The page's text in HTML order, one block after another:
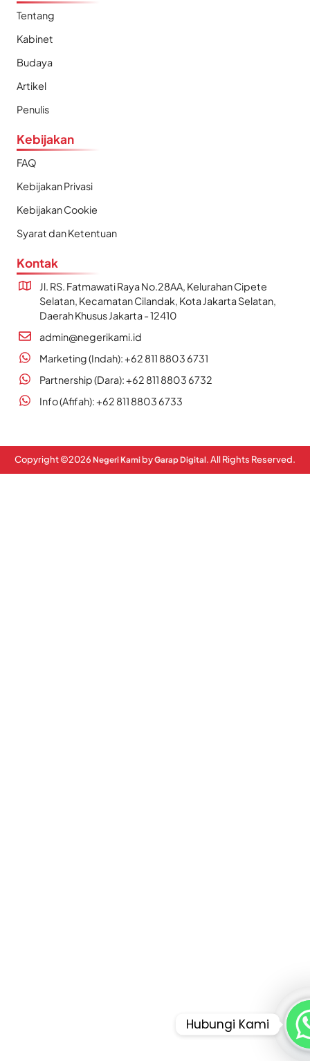
Tentang
Kabinet
Budaya
Artikel
Penulis
Kebijakan
FAQ
Kebijakan Privasi
Kebijakan Cookie
Syarat dan Ketentuan
Kontak
Jl. RS. Fatmawati Raya No.28AA, Kelurahan Cipete
Selatan, Kecamatan Cilandak, Kota Jakarta Selatan,
Daerah Khusus Jakarta - 12410
admin@negerikami.id
Marketing (Indah): +62 811 8803 6731
Partnership (Dara): +62 811 8803 6732
Info (Afifah): +62 811 8803 6733
Copyright ©2026 Negeri Kami byGarap Digital. All Rights Reserved.
Hubungi Kami